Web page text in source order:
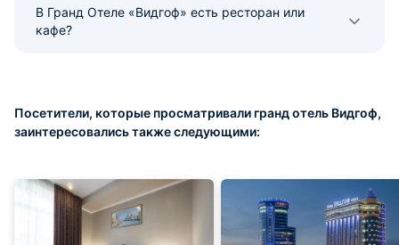
В Гранд Отеле «Видгоф» есть ресторан или
кафе?
Посетители, которые просматривали гранд отель Видгоф,
заинтересовались также следующими: